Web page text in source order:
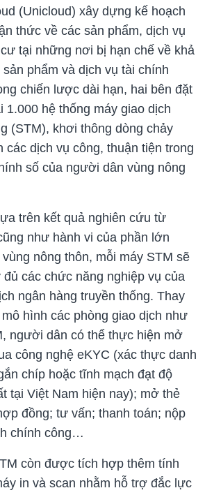
(Unicloud) xây dựng kế hoạch
thức về các sản phẩm, dịch vụ
tại những nơi bị hạn chế về khả
phẩm và dịch vụ tài chính
chiến lược dài hạn, hai bên đặt
1.000 hệ thống máy giao dịch
(STM), khơi thông dòng chảy
các dịch vụ công, thuận tiện trong
số của người dân vùng nông
trên kết quả nghiên cứu từ
như hành vi của phần lớn
nông thôn, mỗi máy STM sẽ
các chức năng nghiệp vụ của
ngân hàng truyền thống. Thay
hình các phòng giao dịch như
người dân có thể thực hiện mở
công nghệ eKYC (xác thực danh
chíp hoặc tĩnh mạch đạt độ
tại Việt Nam hiện nay); mở thẻ
đồng; tư vấn; thanh toán; nộp
chính công…
còn được tích hợp thêm tính
in và scan nhằm hỗ trợ đắc lực